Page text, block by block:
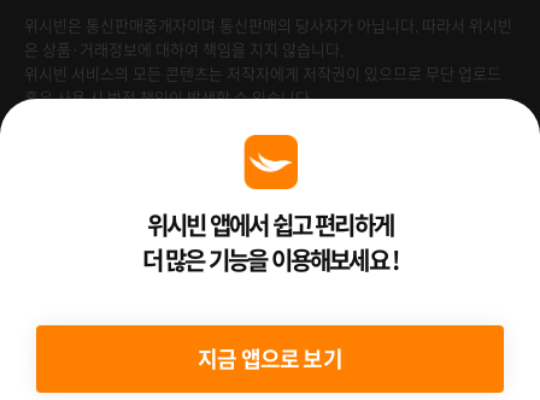
위시빈은 통신판매중개자이며 통신판매의 당사자가 아닙니다. 따라서 위시빈
은 상품·거래정보에 대하여 책임을 지지 않습니다.
위시빈 서비스의 모든 콘텐츠는 저작자에게 저작권이 있으므로 무단 업로드
혹은 사용 시 법적 책임이 발생할 수 있습니다.
Venture Enterprise위시빈 앱에서 쉽고 편리하게
더 많은 기능을 이용해보세요 !
지금 앱으로 보기